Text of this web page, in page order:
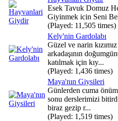
Esek Tavuk Domuz
Giyinmek icin Seni
(Played: 11,505 times)
Kely'nin Gardolabı
Güzel ve narin
arkadaşının
katılmak için kıy...
(Played: 1,436 times)
Maya'nın Giysileri
Günlerden cuma
sonu derslerimizi
biraz gezip r...
(Played: 1,519 times)